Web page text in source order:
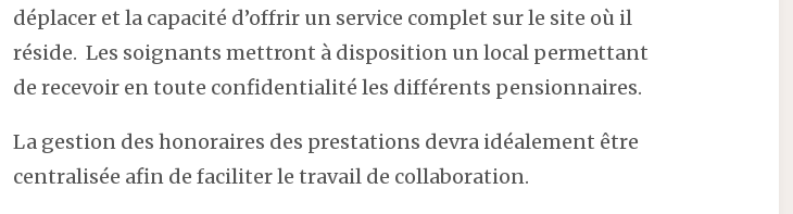
déplacer et la capacité d’offrir un service complet sur le site où il
réside. Les soignants mettront à disposition un local permettant
de recevoir en toute confidentialité les différents pensionnaires.
La gestion des honoraires des prestations devra idéalement être
centralisée afin de faciliter le travail de collaboration.